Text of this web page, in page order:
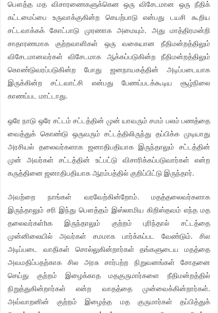
பௌத்த மத விசாரணைகளுக்கென ஒரு விசேடமான ஒரு நீதிக்
கட்டமைப்பை உருவாக்குகின்ற செயற்பாடு என்பது டயசி கூறிய
சட்டவாக்கக் கோட்பாடு முரணாக அமையும். அது மாத்திரமன்றி
சாதாரணமாக குற்றவாளிகள் ஒரு வகையான நீதிமன்றத்திலும்
விசேடமானவர்கள் விசேடமாக ஆக்கப்படுகின்ற நீதிமன்றத்திலும்
கொண்டுவரப்படுகின்ற போது ஜனநாயகத்தின் அடிப்படையாக
இருக்கின்ற சட்டவாட்சி என்பது பேணப்படக்கூடிய சூழ்நிலை
காணப்பட மாட்டாது.
ஒரே நாடு ஒரே சட்டம் சட்டத்தின் முன் யாவரும் சமம் பலம் பணத்தை
வைத்துக் கொண்டு ஒருவரும் சட்டத்திலிருந்து தப்பிக்க முடியாது
அரசியல் தலைவர்களாக ஜனாதிபதியாக இருந்தாலும் சட்டத்தின்
முன் அவர்கள் சட்டத்தின் உட்பட்டு விசாரிக்கப்படுவார்கள் என்ற
கருத்தினை ஜனாதிபதியாக ஆரம்பத்தில் குறிப்பிட்டு இருந்தார்.
அவற்றை நாங்கள் வரவேற்கின்றோம். மதத்தலைவர்களாக
இருந்தாலும் சரி இந்து பௌத்தம் இஸ்லாமிய கிறிஸ்தவம் எந்த மத
தலைவர்கள்hக இருந்தாலும் குற்றம் புரிந்தால் சட்டத்தை
முன்னிலையில் அவர்கள் சமமாக பார்க்கப்பட வேண்டும். சில
அடிப்படை வாதிகள் சொல்லுகின்றார்கள் தங்களுடைய மதத்தை
அவமதிப்பதற்காக சில அரசு சார்பற்ற நிறுவனங்கள் சோதனை
செய்து குற்றம் இழைக்காத மதகுருமார்களை நீதிமன்றத்தில்
நிறுத்துகின்றார்கள் என்ற வாதத்தை முன்வைக்கின்றார்கள்.
அவ்வாறனின் குற்றம் இழைத்த மத குருமார்கள் தப்பித்துக்